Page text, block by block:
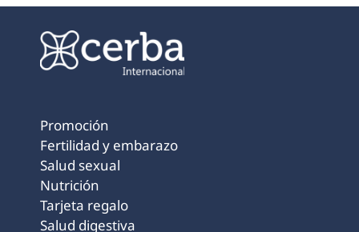
Promoción
Fertilidad y embarazo
Salud sexual
Nutrición
Tarjeta regalo
Salud digestiva